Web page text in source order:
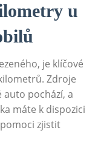
u
je klíčové
Zdroje
auto pochází, a
máte k dispozici
zjistit